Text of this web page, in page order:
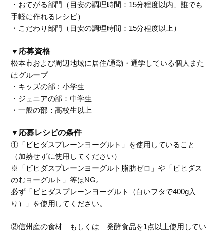
・おてがる部門（目安の調理時間：15分程度以内、誰でも
手軽に作れるレシピ）
・こだわり部門（目安の調理時間：15分程度以上）
▼応募資格
松本市および周辺地域に居住/通勤・通学している個人また
はグループ
・キッズの部：小学生
・ジュニアの部：中学生
・一般の部：高校生以上
▼応募レシピの条件
①「ビヒダスプレーンヨーグルト」を使用していること
（加熱せずに使用してください）
※「ビヒダスプレーンヨーグルト脂肪ゼロ」や「ビヒダス
のむヨーグルト」等はNG。
必ず「ビヒダスプレーンヨーグルト（白いフタで400g入
り）」を使用してください。
②信州産の食材 もしくは 発酵食品を1点以上使用してい